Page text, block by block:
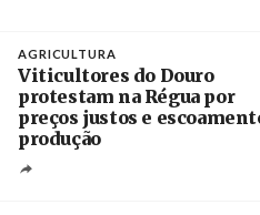
AGRICULTURA
Viticultores do Douro
protestam na Régua por
preços justos e
produção